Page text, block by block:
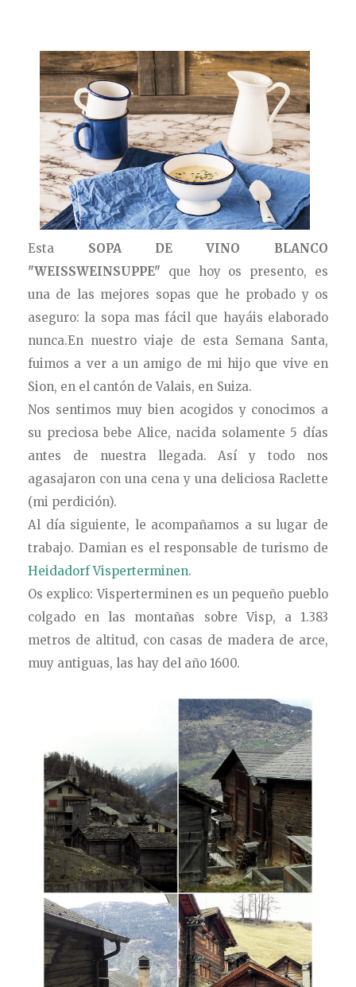
Esta SOPA DE VINO BLANCO
"WEISSWEINSUPPE" que hoy os presento, es
una de las mejores sopas que he probado y os
aseguro: la sopa mas fácil que hayáis elaborado
nunca.En nuestro viaje de esta Semana Santa,
fuimos a ver a un amigo de mi hijo que vive en
Sion, en el cantón de Valais, en Suiza.
Nos sentimos muy bien acogidos y conocimos a
su preciosa bebe Alice, nacida solamente 5 días
antes de nuestra llegada. Así y todo nos
agasajaron con una cena y una deliciosa Raclette
(mi perdición).
Al día siguiente, le acompañamos a su lugar de
trabajo. Damian es el responsable de turismo de
Heidadorf Visperterminen.
Os explico: Visperterminen es un pequeño pueblo
colgado en las montañas sobre Visp, a 1.383
metros de altitud, con casas de madera de arce,
muy antiguas, las hay del año 1600.